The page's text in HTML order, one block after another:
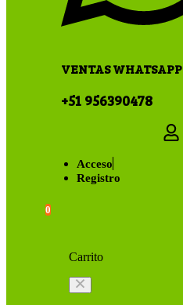
VENTAS WHATSAPP
+51 956390478
Acceso
Registro
0
Carrito